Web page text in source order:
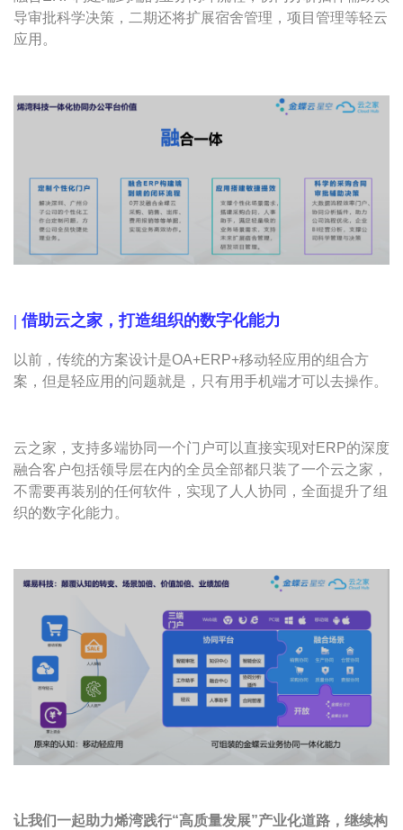
导审批科学决策，二期还将扩展宿舍管理，项目管理等轻云
应用。
| 借助云之家，打造组织的数字化能力
以前，传统的方案设计是OA+ERP+移动轻应用的组合方
案，但是轻应用的问题就是，只有用手机端才可以去操作。
云之家，支持多端协同一个门户可以直接实现对ERP的深度
融合客户包括领导层在内的全员全部都只装了一个云之家，
不需要再装别的任何软件，实现了人人协同，全面提升了组
织的数字化能力。
让我们一起助力烯湾践行“高质量发展”产业化道路，继续构